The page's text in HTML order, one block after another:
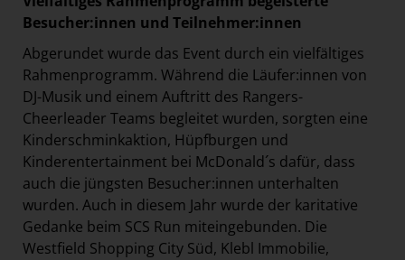
Besucher:innen und Teilnehmer:innen
Abgerundet wurde das Event durch ein vielfältiges
Rahmenprogramm. Während die Läufer:innen von
DJ-Musik und einem Auftritt des Rangers-
Cheerleader Teams begleitet wurden, sorgten eine
Kinderschminkaktion, Hüpfburgen und
Kinderentertainment bei McDonald´s dafür, dass
auch die jüngsten Besucher:innen unterhalten
wurden. Auch in diesem Jahr wurde der karitative
Gedanke beim SCS Run miteingebunden. Die
Westfield Shopping City Süd, Klebl Immobilie,